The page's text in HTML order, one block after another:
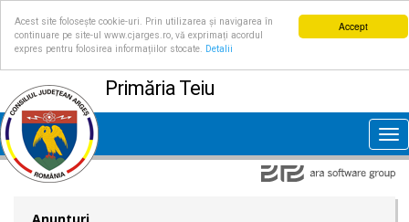
Accept
Acest site folosește cookie-uri. Prin utilizarea și navigarea în
continuare pe site-ul www.cjarges.ro, vă exprimați acordul
expres pentru folosirea informațiilor stocate.
Detalii
Primăria Teiu